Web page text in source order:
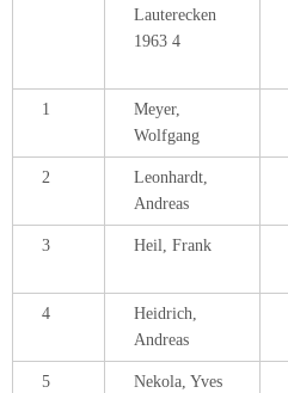
Lauterecken
1963 4
1
Meyer,
Wolfgang
2
Leonhardt,
Andreas
3 Heil, Frank
4
Heidrich,
Andreas
5 Nekola, Yves